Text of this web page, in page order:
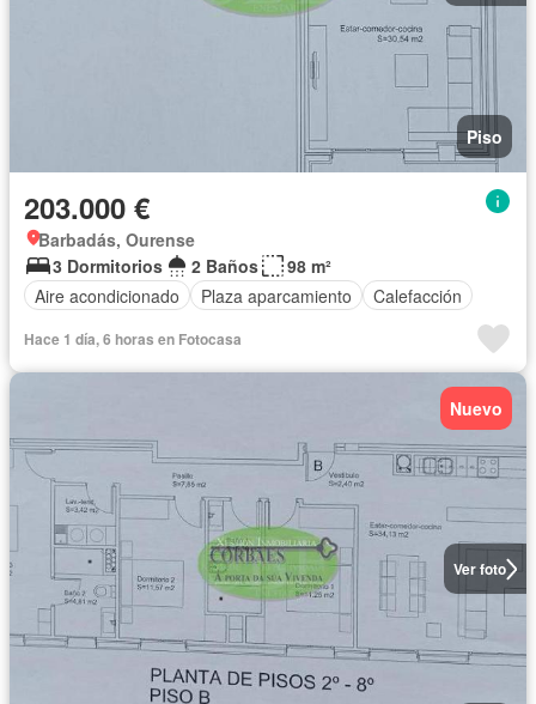
Piso
203.000 €
Barbadás, Ourense
3 Dormitorios
2 Baños
98 m²
Aire acondicionado
Plaza aparcamiento Calefacción
Hace 1 día, 6 horas en Fotocasa
Ver foto
Nuevo